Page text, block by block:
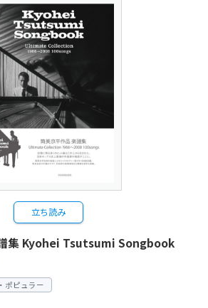
立ち読み
集 Kyohei Tsutsumi Songbook
ポピュラー